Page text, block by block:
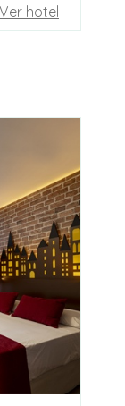
Ver hotel